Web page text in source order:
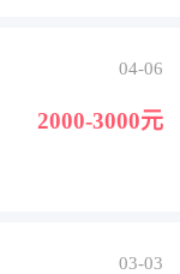
04-06
2000-3000元
03-03